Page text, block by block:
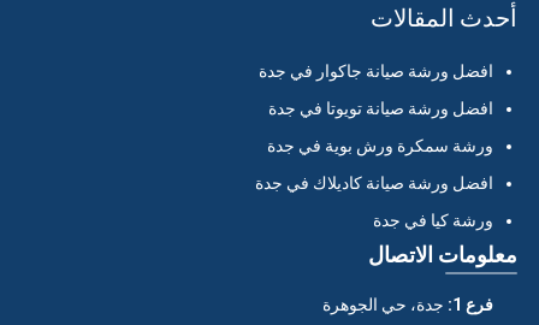
أحدث المقالات
افضل ورشة صيانة جاكوار في جدة
افضل ورشة صيانة تويوتا في جدة
ورشة سمكرة ورش بوية في جدة
افضل ورشة صيانة كاديلاك في جدة
ورشة كيا في جدة
معلومات الاتصال
فرع 1:
جدة، حي الجوهرة